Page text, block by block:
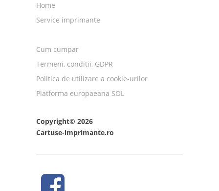
Home
Service imprimante
Cum cumpar
Termeni, conditii, GDPR
Politica de utilizare a cookie-urilor
Platforma europaeana SOL
Copyright© 2026
Cartuse-imprimante.ro